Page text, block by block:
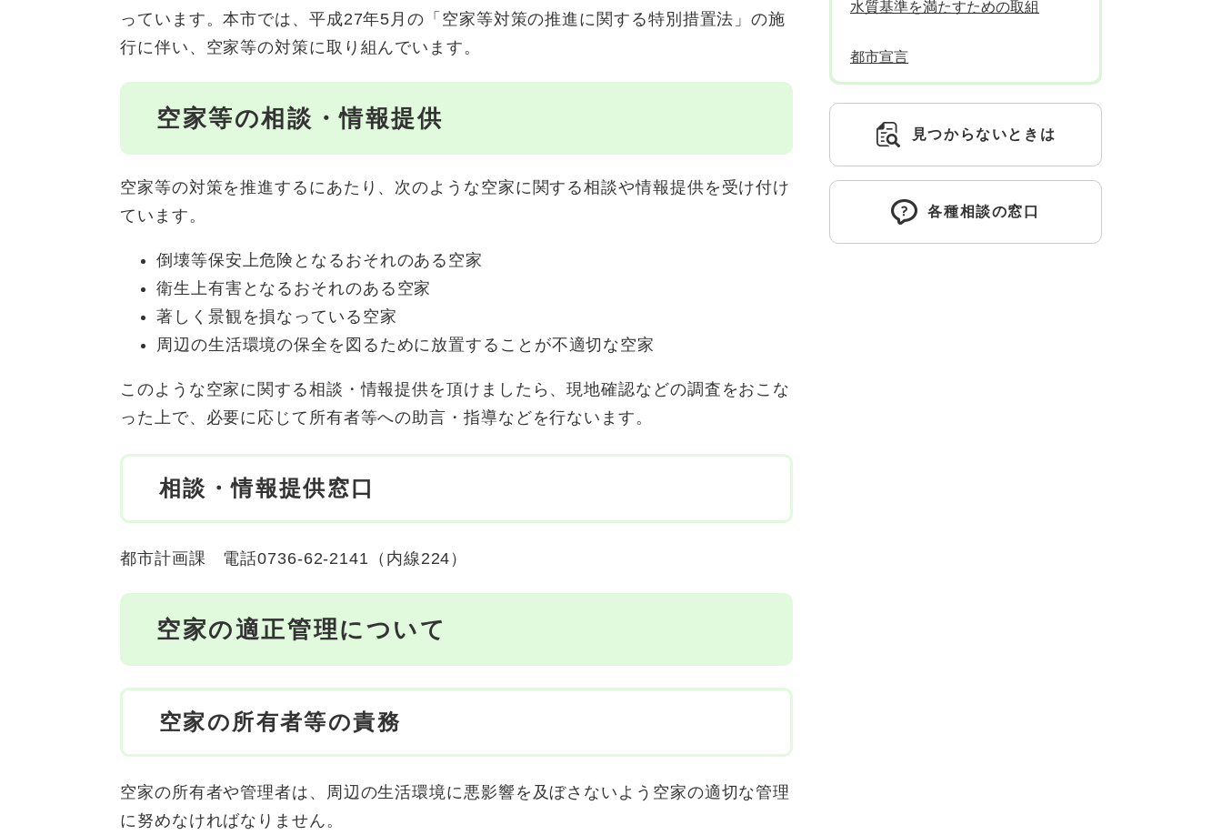
っています。本市では、平成27年5月の「空家等対策の推進に関する特別措置法」の施
行に伴い、空家等の対策に取り組んでいます。
空家等の相談・情報提供
空家等の対策を推進するにあたり、次のような空家に関する相談や情報提供を受け付け
ています。
倒壊等保安上危険となるおそれのある空家
衛生上有害となるおそれのある空家
著しく景観を損なっている空家
周辺の生活環境の保全を図るために放置することが不適切な空家
このような空家に関する相談・情報提供を頂けましたら、現地確認などの調査をおこな
った上で、必要に応じて所有者等への助言・指導などを行ないます。
相談・情報提供窓口
都市計画課 電話0736-62-2141（内線224）
空家の適正管理について
空家の所有者等の責務
空家の所有者や管理者は、周辺の生活環境に悪影響を及ぼさないよう空家の適切な管理
に努めなければなりません。
水質基準を満たすための取組
都市宣言
見つからないときは
各種相談の窓口